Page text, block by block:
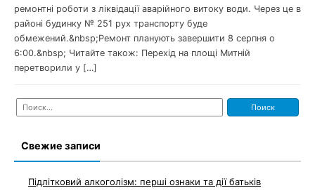
ремонтні роботи з ліквідації аварійного витоку води. Через це в
районі будинку № 251 рух транспорту буде
обмежений.&nbsp;Ремонт планують завершити 8 серпня о
6:00.&nbsp; Читайте також: Перехід на площі Митній
перетворили у […]
Найти:
Свежие записи
Підлітковий алкоголізм: перші ознаки та дії батьків